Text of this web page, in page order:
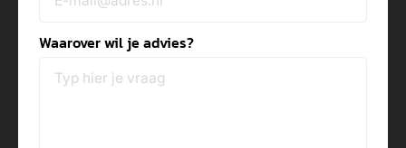
Waarover wil je advies?